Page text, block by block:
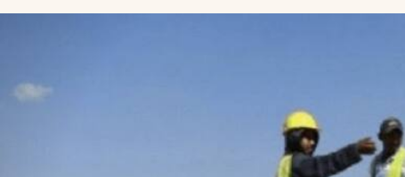
abre en nueva pestaña